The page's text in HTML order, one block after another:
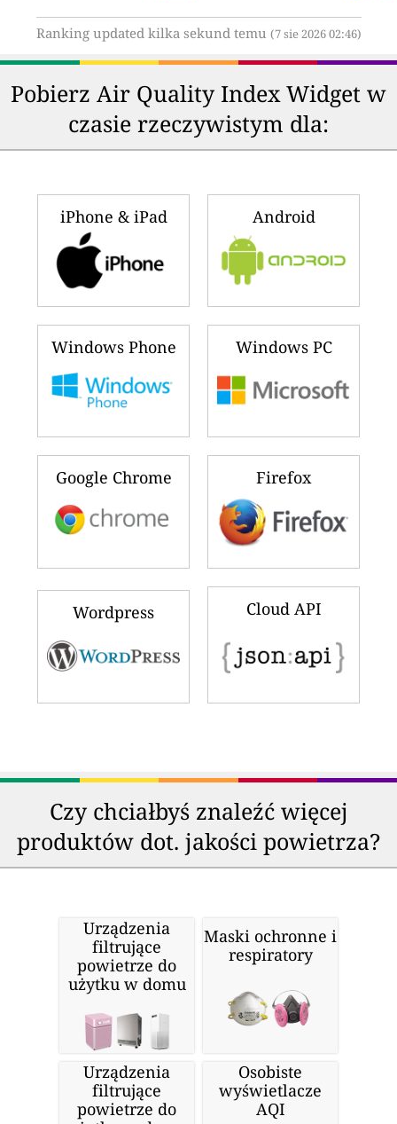
Ranking updated kilka sekund temu (7 sie 2026 02:46)
Pobierz Air Quality Index Widget w
czasie rzeczywistym dla:
iPhone & iPad Android
Windows Phone Windows PC
Google Chrome Firefox
Wordpress Cloud API
Czy chciałbyś znaleźć więcej
produktów dot. jakości powietrza?
Urządzenia
filtrujące
powietrze do
użytku w domu
Maski ochronne i
respiratory
Urządzenia
filtrujące
powietrze do
Osobiste
wyświetlacze
AQI